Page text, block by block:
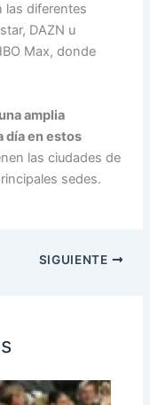
las diferentes
DAZN u
Max, donde
amplia
día en estos
las ciudades de
sedes.
SIGUIENTE